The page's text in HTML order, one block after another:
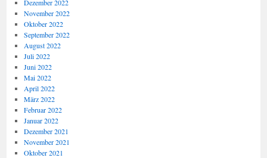
Dezember 2022
November 2022
Oktober 2022
September 2022
August 2022
Juli 2022
Juni 2022
Mai 2022
April 2022
März 2022
Februar 2022
Januar 2022
Dezember 2021
November 2021
Oktober 2021